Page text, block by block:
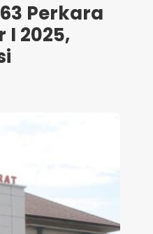
Perkara
I 2025,